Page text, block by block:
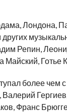
Лондона,
Репин,
Готье
более чем
Франс